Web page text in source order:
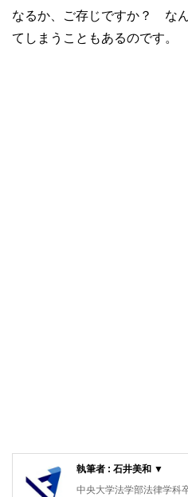
なるか、ご存じですか？ な
てしまうこともあるのです。
執筆者 : 石井美和 ▼
中央大学法学部法律学科